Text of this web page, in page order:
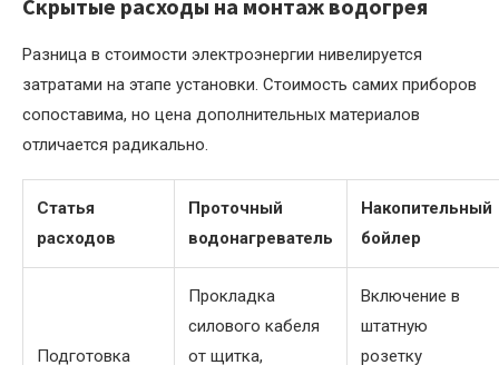
Скрытые расходы на монтаж водогрея
Разница в стоимости электроэнергии нивелируется
затратами на этапе установки. Стоимость самих приборов
сопоставима, но цена дополнительных материалов
отличается радикально.
Статья
расходов
Проточный
водонагреватель
Накопительный
бойлер
Подготовка
Прокладка
силового кабеля
от щитка,
Включение в
штатную
розетку